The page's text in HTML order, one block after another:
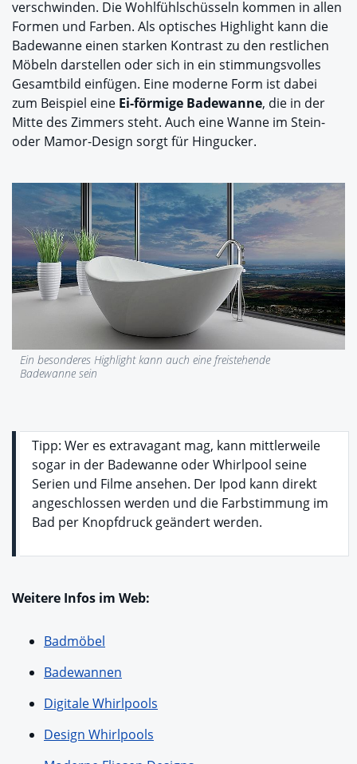
verschwinden. Die Wohlfühlschüsseln kommen in allen
Formen und Farben. Als optisches Highlight kann die
Badewanne einen starken Kontrast zu den restlichen
Möbeln darstellen oder sich in ein stimmungsvolles
Gesamtbild einfügen. Eine moderne Form ist dabei
zum Beispiel eine Ei-förmige Badewanne, die in der
Mitte des Zimmers steht. Auch eine Wanne im Stein-
oder Mamor-Design sorgt für Hingucker.
Ein besonderes Highlight kann auch eine freistehende
Badewanne sein
Tipp: Wer es extravagant mag, kann mittlerweile
sogar in der Badewanne oder Whirlpool seine
Serien und Filme ansehen. Der Ipod kann direkt
angeschlossen werden und die Farbstimmung im
Bad per Knopfdruck geändert werden.
Weitere Infos im Web:
Badmöbel
Badewannen
Digitale Whirlpools
Design Whirlpools